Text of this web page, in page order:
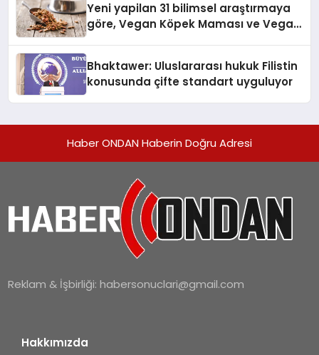
Yeni yapilan 31 bilimsel araştırmaya
göre, Vegan Köpek Maması ve Vegan
Bhaktawer: Uluslararası hukuk Filistin
konusunda çifte standart uyguluyor
Haber ONDAN Haberin Doğru Adresi
Reklam & İşbirliği:habersonuclari@gmail.com
Hakkımızda